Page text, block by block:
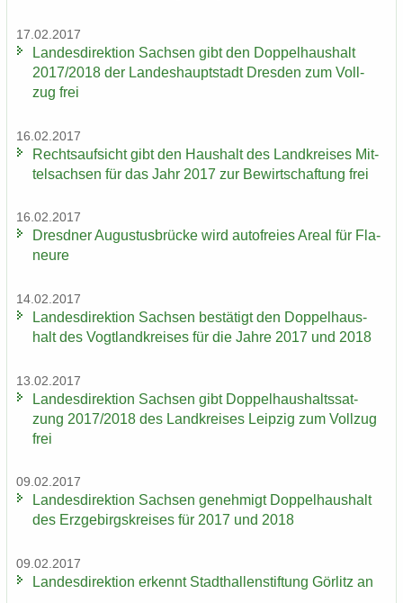
17.02.2017
Lan­des­di­rek­ti­on Sach­sen gibt den Dop­pel­haus­halt
2017/2018 der Lan­des­haupt­stadt Dres­den zum Voll­
zug frei
16.02.2017
Rechts­auf­sicht gibt den Haus­halt des Land­krei­ses Mit­
tel­sach­sen für das Jahr 2017 zur Be­wirt­schaf­tung frei
16.02.2017
Dresd­ner Au­gus­tus­brü­cke wird au­to­frei­es Areal für Fla­
neu­re
14.02.2017
Lan­des­di­rek­ti­on Sach­sen be­stä­tigt den Dop­pel­haus­
halt des Vogt­land­krei­ses für die Jahre 2017 und 2018
13.02.2017
Lan­des­di­rek­ti­on Sach­sen gibt Dop­pel­haus­halts­sat­
zung 2017/2018 des Land­krei­ses Leip­zig zum Voll­zug
frei
09.02.2017
Lan­des­di­rek­ti­on Sach­sen ge­neh­migt Dop­pel­haus­halt
des Erz­ge­birgs­krei­ses für 2017 und 2018
09.02.2017
Lan­des­di­rek­ti­on er­kennt Stadt­hal­len­stif­tung Gör­litz an